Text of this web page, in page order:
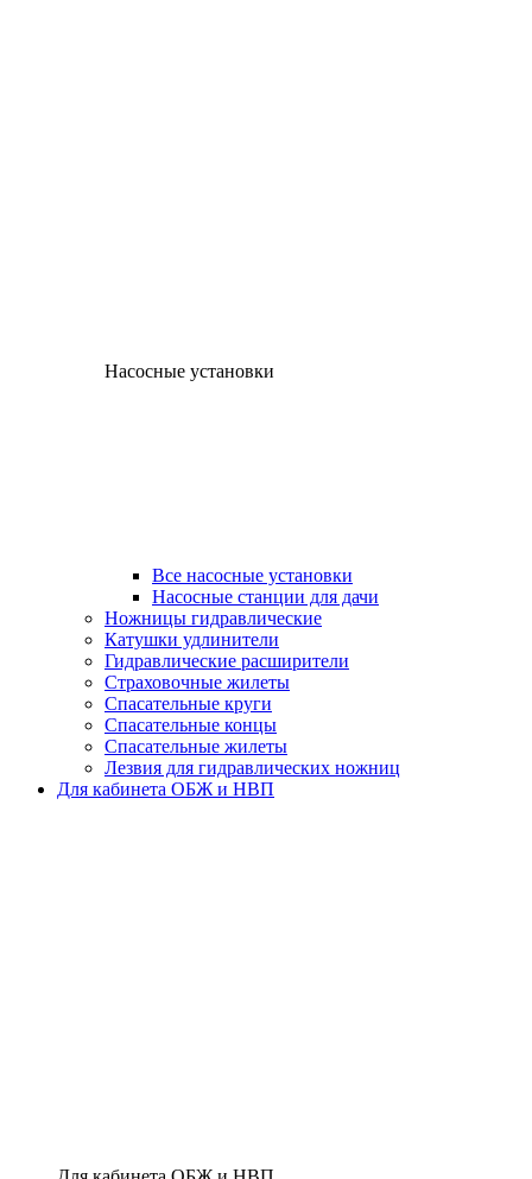
Насосные установки
Все насосные установки
Насосные станции для дачи
Ножницы гидравлические
Катушки удлинители
Гидравлические расширители
Страховочные жилеты
Спасательные круги
Спасательные концы
Спасательные жилеты
Лезвия для гидравлических ножниц
Для кабинета ОБЖ и НВП